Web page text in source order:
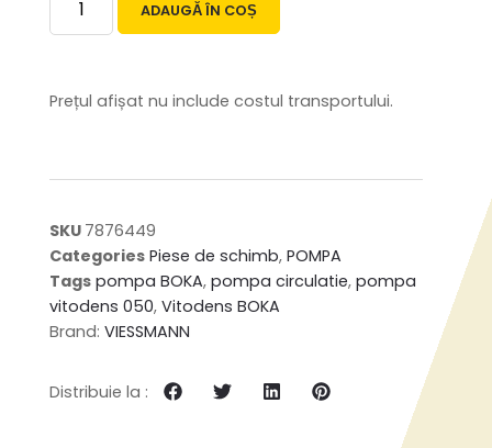
ADAUGĂ ÎN COȘ
Prețul afișat nu include costul transportului.
SKU 7876449
Categories Piese de schimb, POMPA
Tags pompa BOKA, pompa circulatie, pompa
vitodens 050, Vitodens BOKA
Brand: VIESSMANN
Distribuie la :